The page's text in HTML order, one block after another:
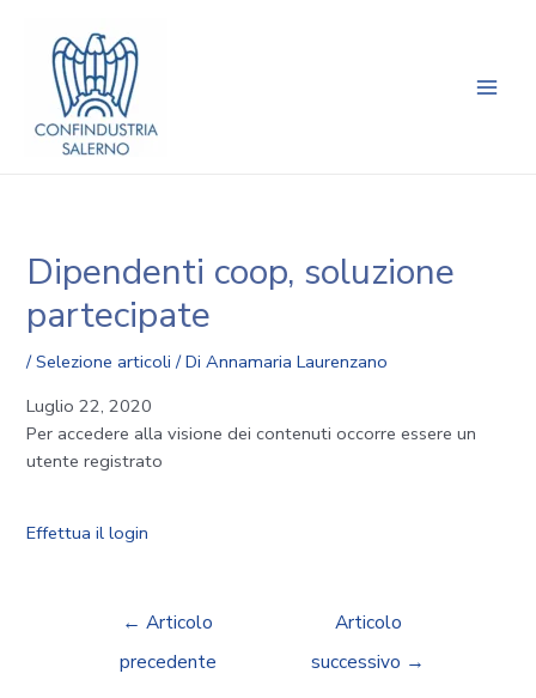
contenuto
Dipendenti coop, soluzione
partecipate
/Selezione articoli / DiAnnamaria Laurenzano
Luglio 22, 2020
Per accedere alla visione dei contenuti occorre essere un
utente registrato
Effettua il login
articoli
← Articolo
precedente
Articolo
successivo →